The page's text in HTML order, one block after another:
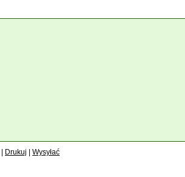
Drukuj Wysyłać